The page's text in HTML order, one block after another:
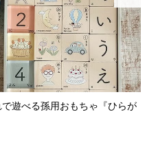
遊べる孫用おもちゃ『ひらが